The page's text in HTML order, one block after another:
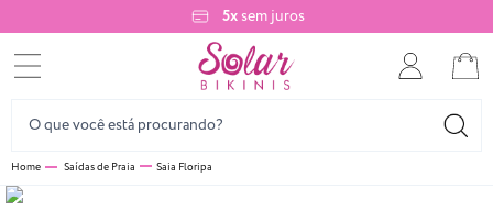
5xsem juros
Saídas de Praia Saia Floripa